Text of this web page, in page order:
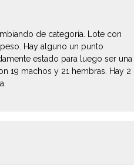
de categoría. Lote con
Hay alguno un punto
estado para luego ser una
19 machos y 21 hembras. Hay 2